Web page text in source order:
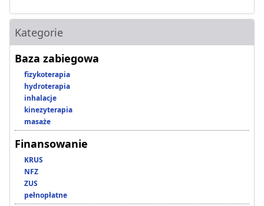
Kategorie
Baza zabiegowa
fizykoterapia
hydroterapia
inhalacje
kinezyterapia
masaże
Finansowanie
KRUS
NFZ
ZUS
pełnopłatne